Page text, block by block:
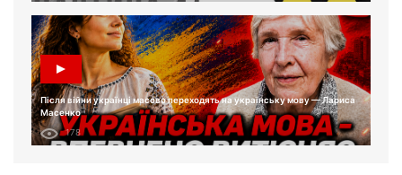
Після війни українці масово переходять на українську мову — Лариса
Масенко
178